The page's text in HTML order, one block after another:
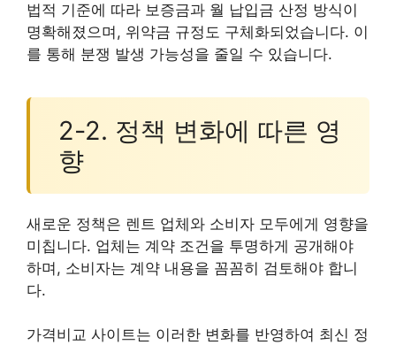
법적 기준에 따라 보증금과 월 납입금 산정 방식이
명확해졌으며, 위약금 규정도 구체화되었습니다. 이
를 통해 분쟁 발생 가능성을 줄일 수 있습니다.
2-2. 정책 변화에 따른 영
향
새로운 정책은 렌트 업체와 소비자 모두에게 영향을
미칩니다. 업체는 계약 조건을 투명하게 공개해야
하며, 소비자는 계약 내용을 꼼꼼히 검토해야 합니
다.
가격비교 사이트는 이러한 변화를 반영하여 최신 정